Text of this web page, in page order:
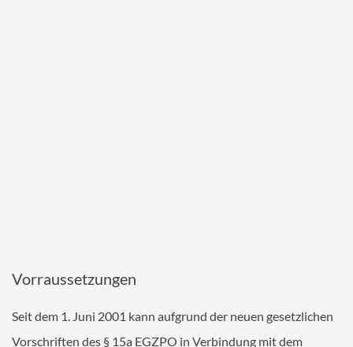
Vorraussetzungen
Seit dem 1. Juni 2001 kann aufgrund der neuen gesetzlichen
Vorschriften des § 15a EGZPO in Verbindung mit dem